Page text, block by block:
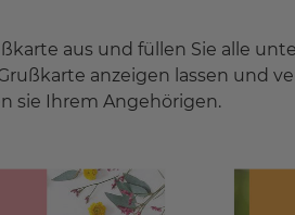
aus und füllen Sie alle
anzeigen lassen und
sie Ihrem Angehörigen.